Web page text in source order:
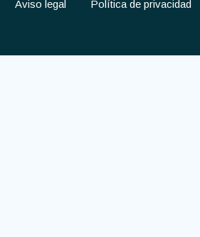
Aviso legal Política de privacidad